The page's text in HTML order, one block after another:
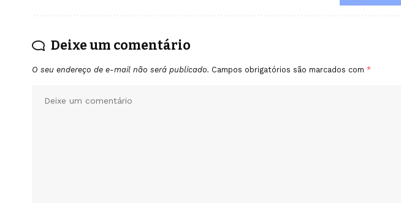
Deixe um comentário
O seu endereço de e-mail não será publicado. Campos obrigatórios são marcados com *